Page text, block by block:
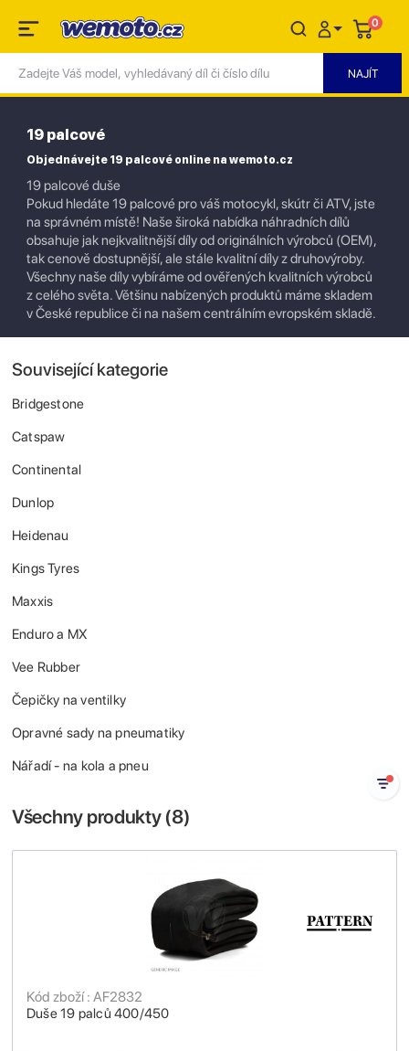
0
19 palcové
Objednávejte 19 palcové online na wemoto.cz
19 palcové duše
Pokud hledáte 19 palcové pro váš motocykl, skútr či ATV, jste
na správném místě! Naše široká nabídka náhradních dílů
obsahuje jak nejkvalitnější díly od originálních výrobců (OEM),
tak cenově dostupnější, ale stále kvalitní díly z druhovýroby.
Všechny naše díly vybíráme od ověřených kvalitních výrobců
z celého světa. Většinu nabízených produktů máme skladem
v České republice či na našem centrálním evropském skladě.
Související kategorie
Bridgestone
Catspaw
Continental
Dunlop
Heidenau
Kings Tyres
Maxxis
Enduro a MX
Vee Rubber
Čepičky na ventilky
Opravné sady na pneumatiky
Nářadí - na kola a pneu
Všechny produkty (8)
Duše 19 palců 400/450
Kód zboží : AF2832